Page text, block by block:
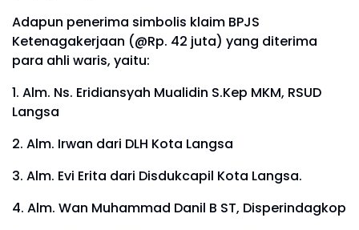
Adapun penerima simbolis klaim BPJS
Ketenagakerjaan (@Rp. 42 juta) yang diterima
para ahli waris, yaitu:
1. Alm. Ns. Eridiansyah Mualidin S.Kep MKM, RSUD
Langsa
2. Alm. Irwan dari DLH Kota Langsa
3. Alm. Evi Erita dari Disdukcapil Kota Langsa.
4. Alm. Wan Muhammad Danil B ST, Disperindagkop